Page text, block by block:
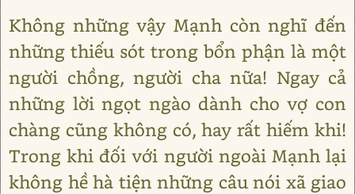
Không những vậy Mạnh còn nghĩ đến
những thiếu sót trong bổn phận là một
người chồng, người cha nữa! Ngay cả
những lời ngọt ngào dành cho vợ con
chàng cũng không có, hay rất hiếm khi!
Trong khi đối với người ngoài Mạnh lại
không hề hà tiện những câu nói xã giao